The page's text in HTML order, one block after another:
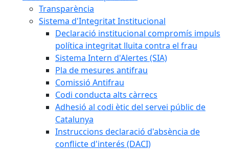
Transparència
Sistema d'Integritat Institucional
Declaració institucional compromís impuls
política integritat lluita contra el frau
Sistema Intern d'Alertes (SIA)
Pla de mesures antifrau
Comissió Antifrau
Codi conducta alts càrrecs
Adhesió al codi ètic del servei públic de
Catalunya
Instruccions declaració d'absència de
conflicte d'interés (DACI)